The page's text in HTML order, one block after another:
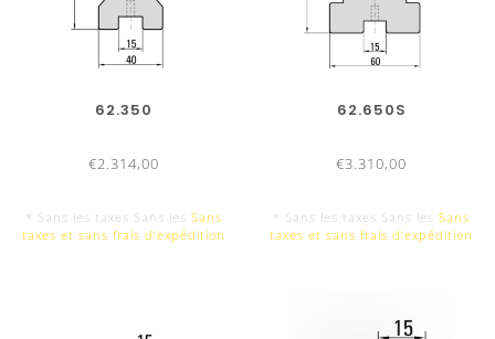
l‘aluminium
Plus d‘obligation de reprendre les
pièces
d‘outils
62.350
€2.314,00
* Sans les taxes Sans les Sans
taxes et sans frais d‘expédition
62.650S
€3.310,00
* Sans les taxes Sans les Sans
taxes et sans frais d‘expédition